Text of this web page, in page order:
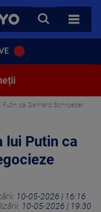
CAUTA
TOATE
Putin ca Gerhard Schroeder
lui Putin ca
10-05-2026 | 16:16
10-05-2026 | 19:30